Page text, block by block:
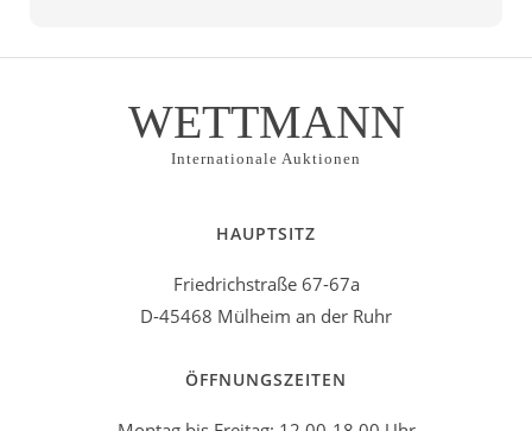
WETTMANN
Internationale Auktionen
HAUPTSITZ
Friedrichstraße 67-67a
D-45468 Mülheim an der Ruhr
ÖFFNUNGSZEITEN